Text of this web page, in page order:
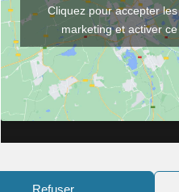
Refuser
Cliquez pour accepter
marketing et activer